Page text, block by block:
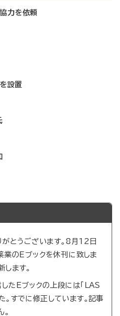
力を依頼
設置
とうございます。8月12日
業のEブックを休刊に致しま
します。
Eブックの上段には「LAS
。すでに修正しています。記事